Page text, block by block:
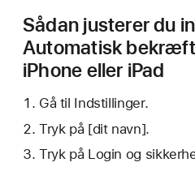
Sådan justerer du
Automatisk
iPhone eller iPad
Gå til Indstillinger.
Tryk på [dit navn].
Tryk på Login og